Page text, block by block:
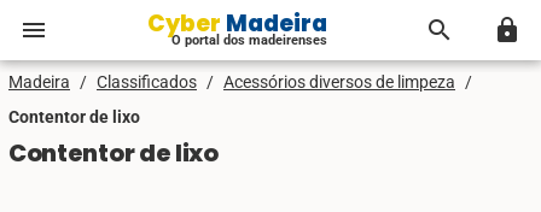
menu Cyber Madeira
O portal dos madeirenses search lock
Madeira / Classificados / Acessórios diversos de limpeza
/
Contentor de lixo
Contentor de lixo